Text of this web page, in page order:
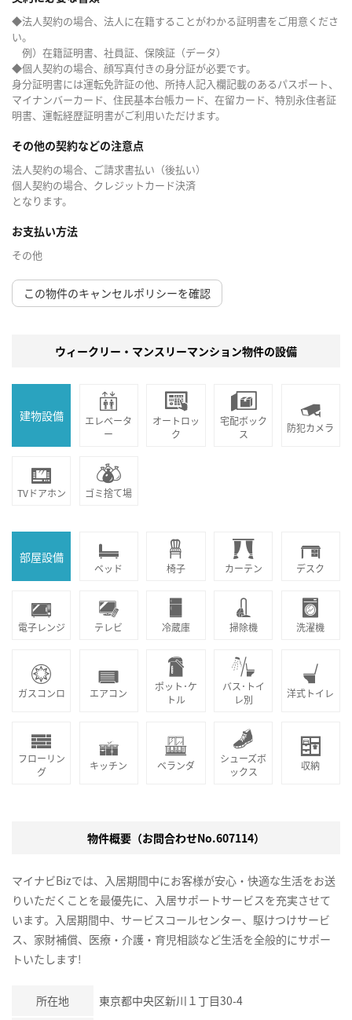
◆法人契約の場合、法人に在籍することがわかる証明書をご用意くださ
い。
例）在籍証明書、社員証、保険証（データ）
◆個人契約の場合、顔写真付きの身分証が必要です。
身分証明書には運転免許証の他、所持人記入欄記載のあるパスポート、
マイナンバーカード、住民基本台帳カード、在留カード、特別永住者証
明書、運転経歴証明書がご利用いただけます。
その他の契約などの注意点
法人契約の場合、ご請求書払い（後払い）
個人契約の場合、クレジットカード決済
となります。
お支払い方法
その他
この物件のキャンセルポリシーを確認
ウィークリー・マンスリーマンション物件の設備
建物設備
エレベータ
ー
オートロッ
ク
宅配ボック
ス
防犯カメラ
TVドアホン ゴミ捨て場
部屋設備
ベッド 椅子 カーテン デスク
電子レンジ テレビ 冷蔵庫 掃除機 洗濯機
ガスコンロ エアコン
ポット･ケ
トル
バス･トイ
レ別
洋式トイレ
フローリン
グ
キッチン ベランダ
シューズボ
ックス
収納
物件概要（お問合わせNo.607114）
マイナビBizでは、入居期間中にお客様が安心・快適な生活をお送
りいただくことを最優先に、入居サポートサービスを充実させて
います。入居期間中、サービスコールセンター、駆けつけサービ
ス、家財補償、医療・介護・育児相談など生活を全般的にサポー
トいたします!
所在地 東京都中央区新川１丁目30-4